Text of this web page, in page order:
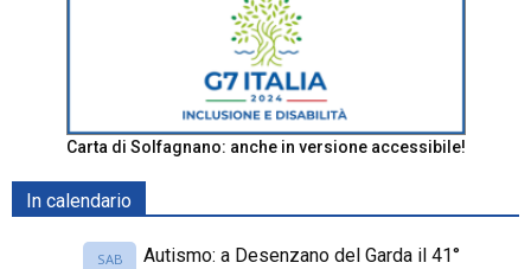
Carta di Solfagnano: anche in versione accessibile!
In calendario
SAB
Autismo: a Desenzano del Garda il 41°